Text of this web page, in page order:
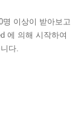
명 이상이 받아보고
에 의해 시작하여
다.